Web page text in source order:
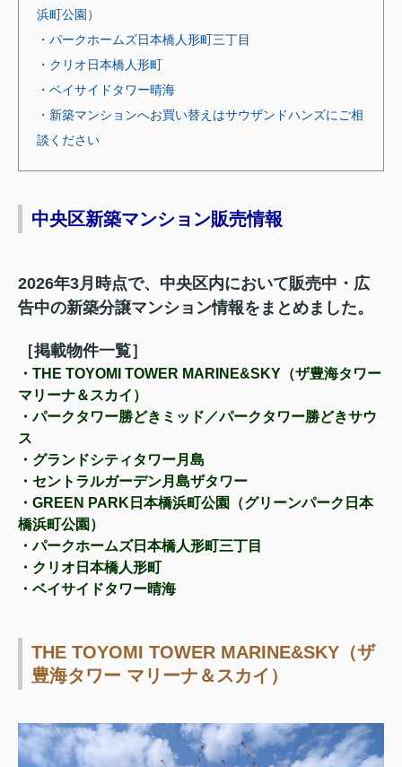
浜町公園）
・パークホームズ日本橋人形町三丁目
・クリオ日本橋人形町
・ベイサイドタワー晴海
・新築マンションへお買い替えはサウザンドハンズにご相
談ください
中央区新築マンション販売情報
2026年3月時点で、中央区内において販売中・広
告中の新築分譲マンション情報をまとめました。
［掲載物件一覧］
・ THE TOYOMI TOWER MARINE&SKY（ザ豊海タワー
マリーナ＆スカイ）
・パークタワー勝どきミッド／パークタワー勝どきサウ
ス
・ グランドシティタワー月島
・セントラルガーデン月島ザタワー
・GREEN PARK日本橋浜町公園（グリーンパーク日本
橋浜町公園）
・パークホームズ日本橋人形町三丁目
・クリオ日本橋人形町
・ベイサイドタワー晴海
THE TOYOMI TOWER MARINE&SKY（ザ
豊海タワー マリーナ＆スカイ）